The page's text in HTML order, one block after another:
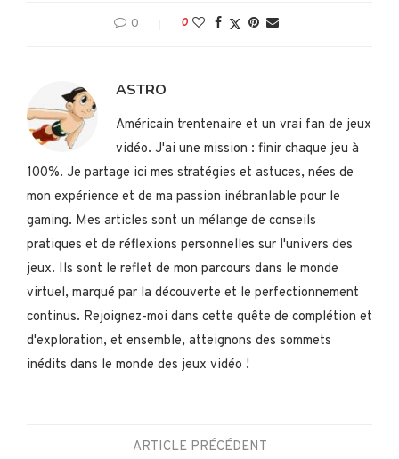
0 0
ASTRO
Américain trentenaire et un vrai fan de jeux
vidéo. J'ai une mission : finir chaque jeu à
100%. Je partage ici mes stratégies et astuces, nées de
mon expérience et de ma passion inébranlable pour le
gaming. Mes articles sont un mélange de conseils
pratiques et de réflexions personnelles sur l'univers des
jeux. Ils sont le reflet de mon parcours dans le monde
virtuel, marqué par la découverte et le perfectionnement
continus. Rejoignez-moi dans cette quête de complétion et
d'exploration, et ensemble, atteignons des sommets
inédits dans le monde des jeux vidéo !
ARTICLE PRÉCÉDENT